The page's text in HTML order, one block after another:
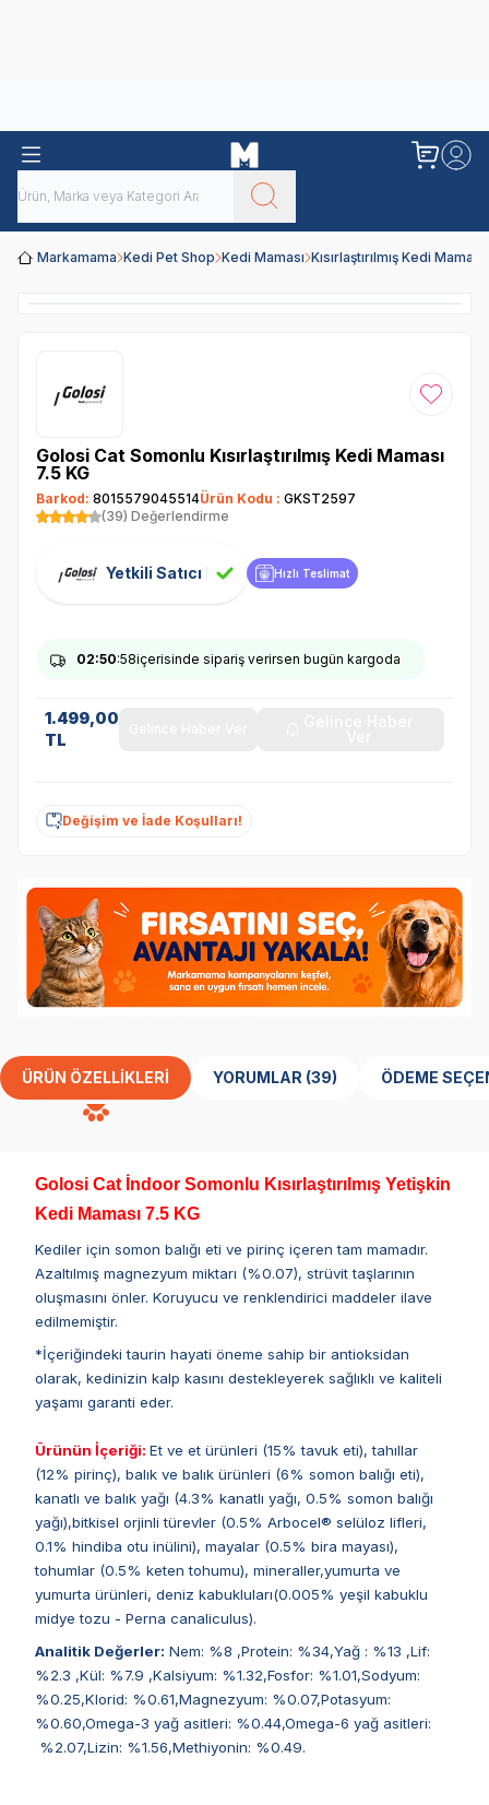
Markamama Kedi Pet Shop Kedi Maması Kısırlaştırılmış Kedi Maması
Favoriye
Golosi Cat Somonlu Kısırlaştırılmış Kedi Maması
7.5 KG
Barkod: 8015579045514Ürün Kodu : GKST2597
(39) Değerlendirme
Yetkili Satıcı Hızlı Teslimat
02:50:58içerisinde sipariş verirsen bugün kargoda
1.499,00
TL
Değişim ve İade Koşulları!
ÜRÜN ÖZELLIKLERI YORUMLAR (39) ÖDEME
Golosi Cat İndoor Somonlu Kısırlaştırılmış Yetişkin
Kedi Maması 7.5 KG
Kediler için somon balığı eti ve pirinç içeren tam mamadır.
Azaltılmış magnezyum miktarı (%0.07), strüvit taşlarının
oluşmasını önler. Koruyucu ve renklendirici maddeler ilave
edilmemiştir.
*İçeriğindeki taurin hayati öneme sahip bir antioksidan
olarak, kedinizin kalp kasını destekleyerek sağlıklı ve kaliteli
yaşamı garanti eder.
Ürünün İçeriği: Et ve et ürünleri (15% tavuk eti), tahıllar
(12% pirinç), balık ve balık ürünleri (6% somon balığı eti),
kanatlı ve balık yağı (4.3% kanatlı yağı, 0.5% somon balığı
yağı),bitkisel orjinli türevler (0.5% Arbocel® selüloz lifleri,
0.1% hindiba otu inülini), mayalar (0.5% bira mayası),
tohumlar (0.5% keten tohumu), mineraller,yumurta ve
yumurta ürünleri, deniz kabukluları(0.005% yeşil kabuklu
midye tozu - Perna canaliculus).
Analitik Değerler: Nem: %8 ,Protein: %34,Yağ : %13 ,Lif:
%2.3 ,Kül: %7.9 ,Kalsiyum: %1.32,Fosfor: %1.01,Sodyum:
%0.25,Klorid: %0.61,Magnezyum: %0.07,Potasyum:
%0.60,Omega-3 yağ asitleri: %0.44,Omega-6 yağ asitleri:
%2.07,Lizin: %1.56,Methiyonin: %0.49.